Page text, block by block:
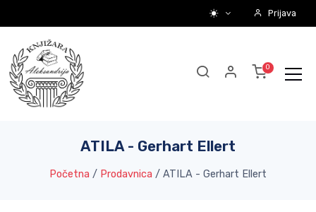
Prijava
ATILA - Gerhart Ellert
Početna / Prodavnica / ATILA - Gerhart Ellert